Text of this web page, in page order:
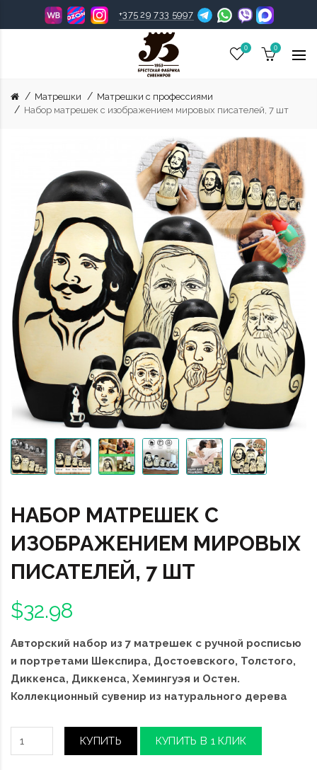
+375 29 733 5997
0 0
Матрешки
Матрешки с профессиями
Набор матрешек с изображением мировых писателей, 7 шт
НАБОР МАТРЕШЕК С
ИЗОБРАЖЕНИЕМ МИРОВЫХ
ПИСАТЕЛЕЙ, 7 ШТ
$32.98
Авторский набор из 7 матрешек с ручной росписью
и портретами Шекспира, Достоевского, Толстого,
Диккенса, Диккенса, Хемингуэя и Остен.
Коллекционный сувенир из натурального дерева
КУПИТЬ КУПИТЬ В 1 КЛИК